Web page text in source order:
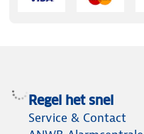
Regel het snel
Service & Contact